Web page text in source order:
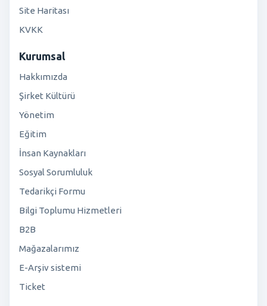
Site Haritası
KVKK
Kurumsal
Hakkımızda
Şirket Kültürü
Yönetim
Eğitim
İnsan Kaynakları
Sosyal Sorumluluk
Tedarikçi Formu
Bilgi Toplumu Hizmetleri
B2B
Mağazalarımız
E-Arşiv sistemi
Ticket